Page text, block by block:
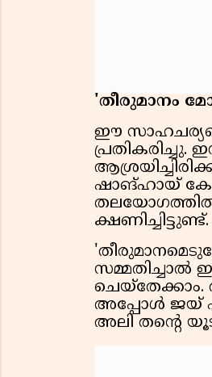
'തീരുമാനം
ഈ
പ്രതികരിച്ചു.
ഷാങ്ഹായ്
തലയോഗത്തിൽ
ക്ഷണിച്ചിട്ടുണ്ട്.
സമ്മതിച്ചാൽ
ചെയ്തേക്കാം.
അപ്പോൾ ജയ്
അലി തന്റെ